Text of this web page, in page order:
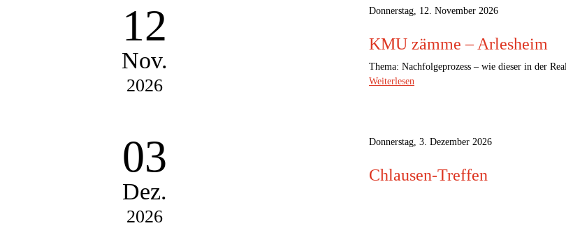
12
Nov.
2026
Donnerstag, 12. November 2026
KMU zämme – Arlesheim
Thema: Nachfolgeprozess – wie dieser in der
Weiterlesen
03
Dez.
2026
Donnerstag, 3. Dezember 2026
Chlausen-Treffen